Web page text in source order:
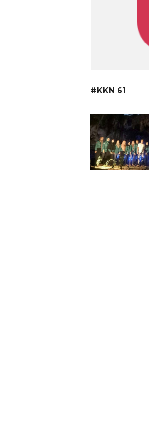
#KKN 61